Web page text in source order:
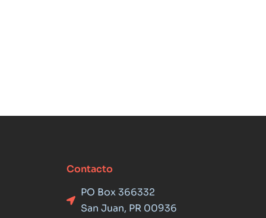
Contacto
PO Box 366332
San Juan, PR 00936